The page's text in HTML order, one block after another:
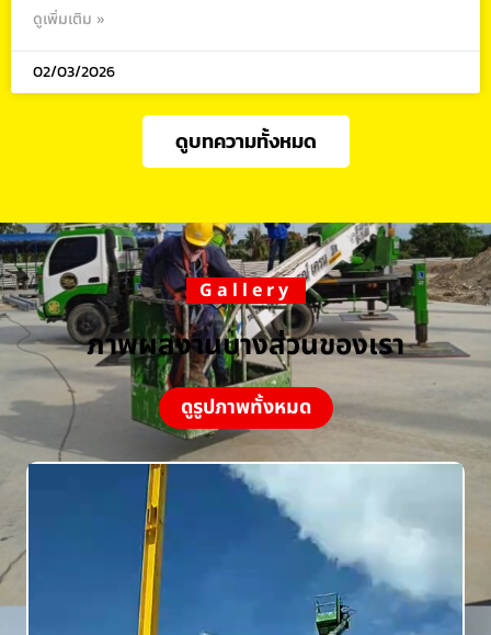
ดูเพิ่มเติม »
02/03/2026
ดูบทความทั้งหมด
Gallery
ภาพผลงานบางส่วนของเรา
ดูรูปภาพทั้งหมด